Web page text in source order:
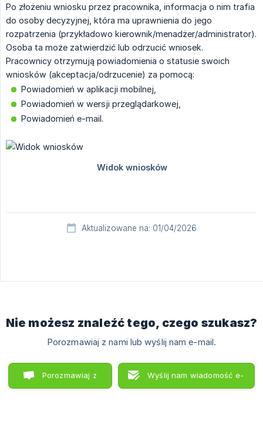
Po złożeniu wniosku przez pracownika, informacja o nim trafia
do osoby decyzyjnej, która ma uprawnienia do jego
rozpatrzenia (przykładowo kierownik/menadżer/administrator).
Osoba ta może zatwierdzić lub odrzucić wniosek.
Pracownicy otrzymują powiadomienia o statusie swoich
wniosków (akceptacja/odrzucenie) za pomocą:
Powiadomień w aplikacji mobilnej,
Powiadomień w wersji przeglądarkowej,
Powiadomień e-mail.
Aktualizowane na: 01/04/2026
Nie możesz znaleźć tego, czego szukasz?
Porozmawiaj z nami lub wyślij nam e-mail.
Porozmawiaj z Wyślij nam wiadomość e-